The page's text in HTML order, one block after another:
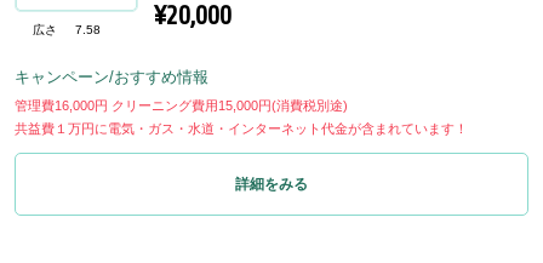
広さ 7.58 ¥20,000
キャンペーン/おすすめ情報
管理費16,000円 クリーニング費用15,000円(消費税別途)
共益費１万円に電気・ガス・水道・インターネット代金が含まれています！
詳細をみる